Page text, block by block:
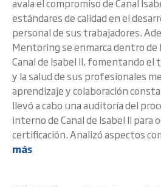
avala el compromiso de Canal
estándares de calidad en el
personal de sus trabajadores.
Mentoring se enmarca dentro de
Canal de Isabel II, fomentando
y la salud de sus profesionales
aprendizaje y colaboración
llevó a cabo una auditoría del
interno de Canal de Isabel II para
certificación. Analizó aspectos
más